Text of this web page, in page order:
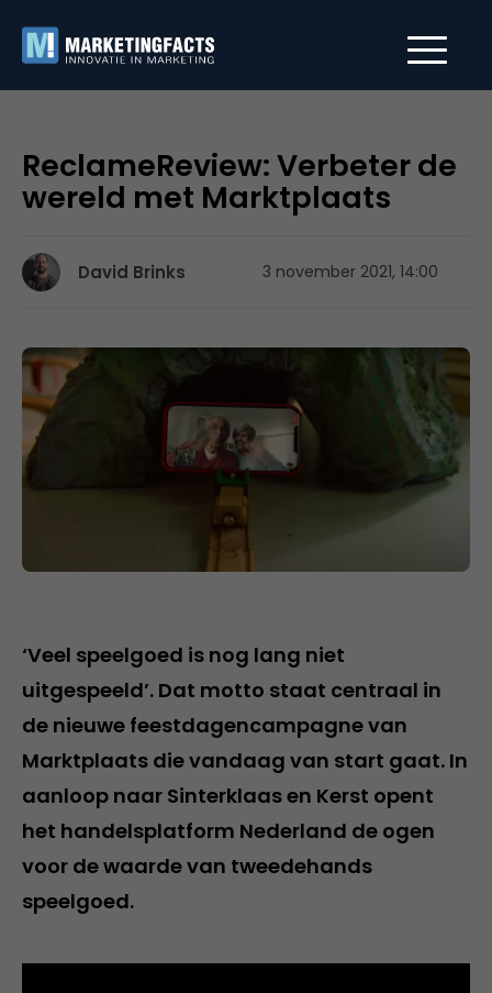
ReclameReview: Verbeter de
wereld met Marktplaats
David Brinks 3 november 2021, 14:00
‘Veel speelgoed is nog lang niet
uitgespeeld’. Dat motto staat centraal in
de nieuwe feestdagencampagne van
Marktplaats die vandaag van start gaat. In
aanloop naar Sinterklaas en Kerst opent
het handelsplatform Nederland de ogen
voor de waarde van tweedehands
speelgoed.